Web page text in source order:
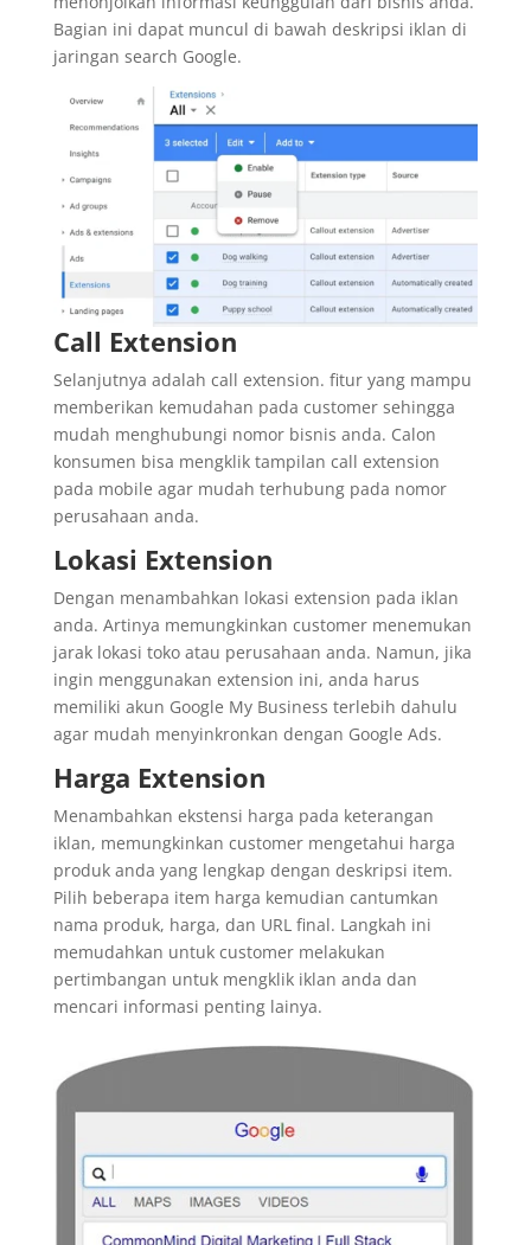
Bagian ini dapat muncul di bawah deskripsi iklan di
jaringan search Google.
Call Extension
Selanjutnya adalah call extension. fitur yang mampu
memberikan kemudahan pada customer sehingga
mudah menghubungi nomor bisnis anda. Calon
konsumen bisa mengklik tampilan call extension
pada mobile agar mudah terhubung pada nomor
perusahaan anda.
Lokasi Extension
Dengan menambahkan lokasi extension pada iklan
anda. Artinya memungkinkan customer menemukan
jarak lokasi toko atau perusahaan anda. Namun, jika
ingin menggunakan extension ini, anda harus
memiliki akun Google My Business terlebih dahulu
agar mudah menyinkronkan dengan Google Ads.
Harga Extension
Menambahkan ekstensi harga pada keterangan
iklan, memungkinkan customer mengetahui harga
produk anda yang lengkap dengan deskripsi item.
Pilih beberapa item harga kemudian cantumkan
nama produk, harga, dan URL final. Langkah ini
memudahkan untuk customer melakukan
pertimbangan untuk mengklik iklan anda dan
mencari informasi penting lainya.